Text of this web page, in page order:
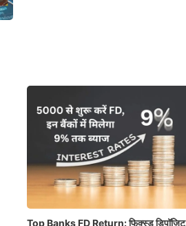
Top Banks FD Return: फिक्स्ड डिपॉजिट